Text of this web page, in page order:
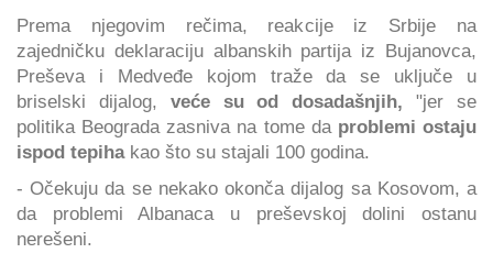
Prema njegovim rečima, reakcije iz Srbije na
zajedničku deklaraciju albanskih partija iz Bujanovca,
Preševa i Medveđe kojom traže da se uključe u
briselski dijalog, veće su od dosadašnjih, "jer se
politika Beograda zasniva na tome da problemi ostaju
ispod tepihakao što su stajali 100 godina.
- Očekuju da se nekako okonča dijalog sa Kosovom, a
da problemi Albanaca u preševskoj dolini ostanu
nerešeni.